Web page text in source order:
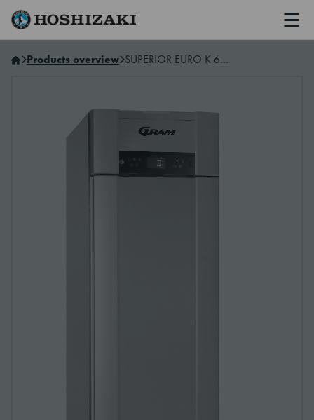
Hoshizaki Sweden
Products overview SUPERIOR EURO K 62 RAG C1 4S